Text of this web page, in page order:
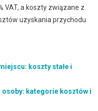
VAT, a koszty związane z
uzyskania przychodu
koszty stałe i
osoby: kategorie kosztów i